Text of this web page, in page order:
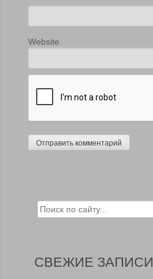
Website
Search for:
СВЕЖИЕ ЗАПИСИ